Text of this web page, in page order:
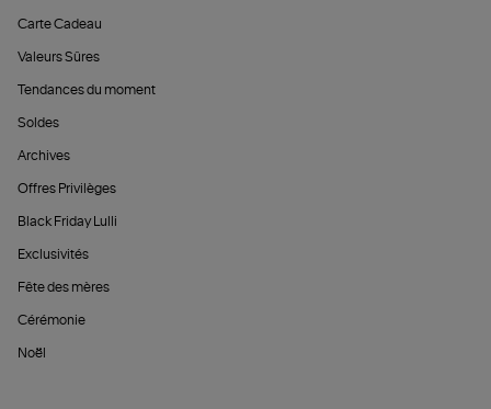
Carte Cadeau
Valeurs Sûres
Tendances du moment
Soldes
Archives
Offres Privilèges
Black Friday Lulli
Exclusivités
Fête des mères
Cérémonie
Noël